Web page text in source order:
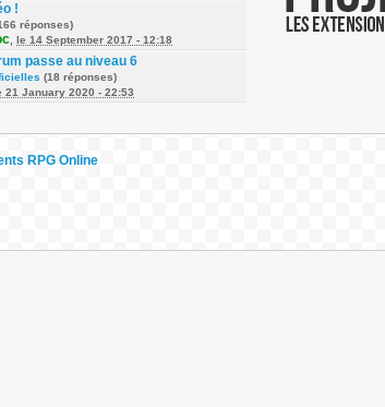
!
réponses)
le 14 September 2017 - 12:18
passe au niveau 6
(18 réponses)
21 January 2020 - 22:53
RPG Online